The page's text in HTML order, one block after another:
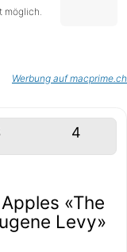
möglich.
Werbung auf macprime.ch
4
«The
Levy»